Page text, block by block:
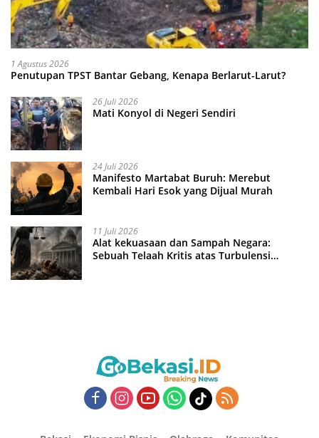
1 Agustus 2026
Penutupan TPST Bantar Gebang, Kenapa Berlarut-Larut?
26 Juli 2026
Mati Konyol di Negeri Sendiri
24 Juli 2026
Manifesto Martabat Buruh: Merebut
Kembali Hari Esok yang Dijual Murah
11 Juli 2026
Alat kekuasaan dan Sampah Negara:
Sebuah Telaah Kritis atas Turbulensi